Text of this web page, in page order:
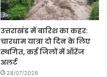
उत्तराखंड में बारिश का कहर:
चारधाम यात्रा दो दिन के लिए
स्थगित, कई जिलों में ऑरेंज
अलर्ट
28/07/2026